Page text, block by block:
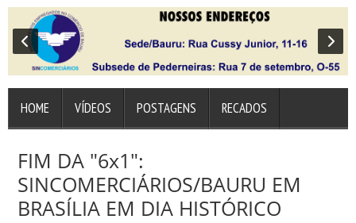
HOME VÍDEOS POSTAGENS RECADOS
FIM DA "6x1":
SINCOMERCIÁRIOS/BAURU EM
BRASÍLIA EM DIA HISTÓRICO